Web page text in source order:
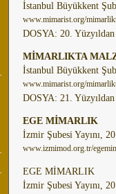
İstanbul Büyükkent
www.mimarist.org/
DOSYA: 20.
MİMARLIKTA
İstanbul Büyükkent
www.mimarist.org/
DOSYA: 21.
EGE MİMARLIK
İzmir Şubesi Yayını,
www.izmimod.org.tr/
EGE MİMARLIK
İzmir Şubesi Yayını,